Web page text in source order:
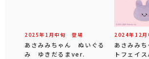
2025年 1 月中旬 登場
あさみみちゃん ぬいぐる
み ゆきだるまver.
2024年 12 月
あさみみ
トフェイ